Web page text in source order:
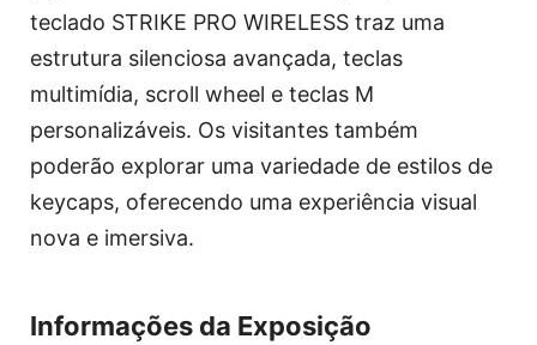
teclado STRIKE PRO WIRELESS traz uma
estrutura silenciosa avançada, teclas
multimídia, scroll wheel e teclas M
personalizáveis. Os visitantes também
poderão explorar uma variedade de estilos de
keycaps, oferecendo uma experiência visual
nova e imersiva.
Informações da Exposição